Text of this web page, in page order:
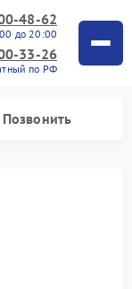
48-62
до 20:00
33-26
по РФ
Позвонить